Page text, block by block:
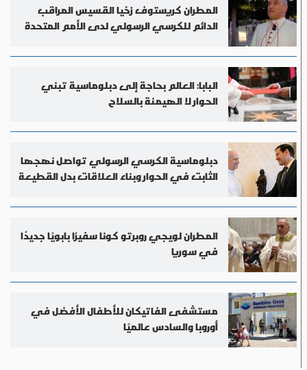
المطران كريستوف زخيا القسيس المراقب
الدائم للكرسي الرسولي لدى الأمم المتحدة
البابا: العالم بحاجة إلى دبلوماسية تبني
الحوار لا الهيمنة بالسلاح
دبلوماسية الكرسي الرسولي تواصل نهجها
الثابت في الحوار وبناء العلاقات بدل القطيعة
المطران لويجي روبرتو كونا سفيرًا بابويًا جديدًا
في سوريا
مستشفى الفاتيكان للأطفال الأفضل في
أوروبا والسادس عالميًا